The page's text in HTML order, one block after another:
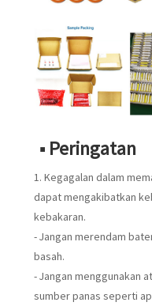
■ Peringatan
1. Kegagalan dalam
dapat mengakibatkan
kebakaran.
- Jangan merendam
basah.
- Jangan menggunakan
sumber panas seperti